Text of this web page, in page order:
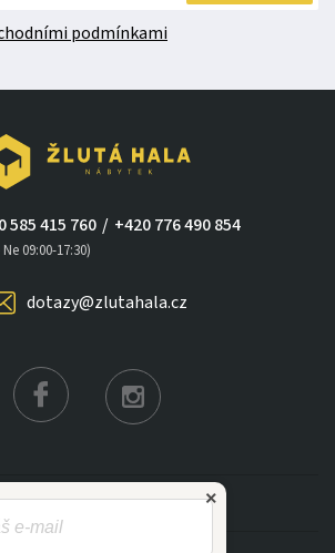
podmínkami
585 415 760
09:00-17:30)
/ +420 776 490 854
dotazy@zlutahala.cz
KATEGORIE ×